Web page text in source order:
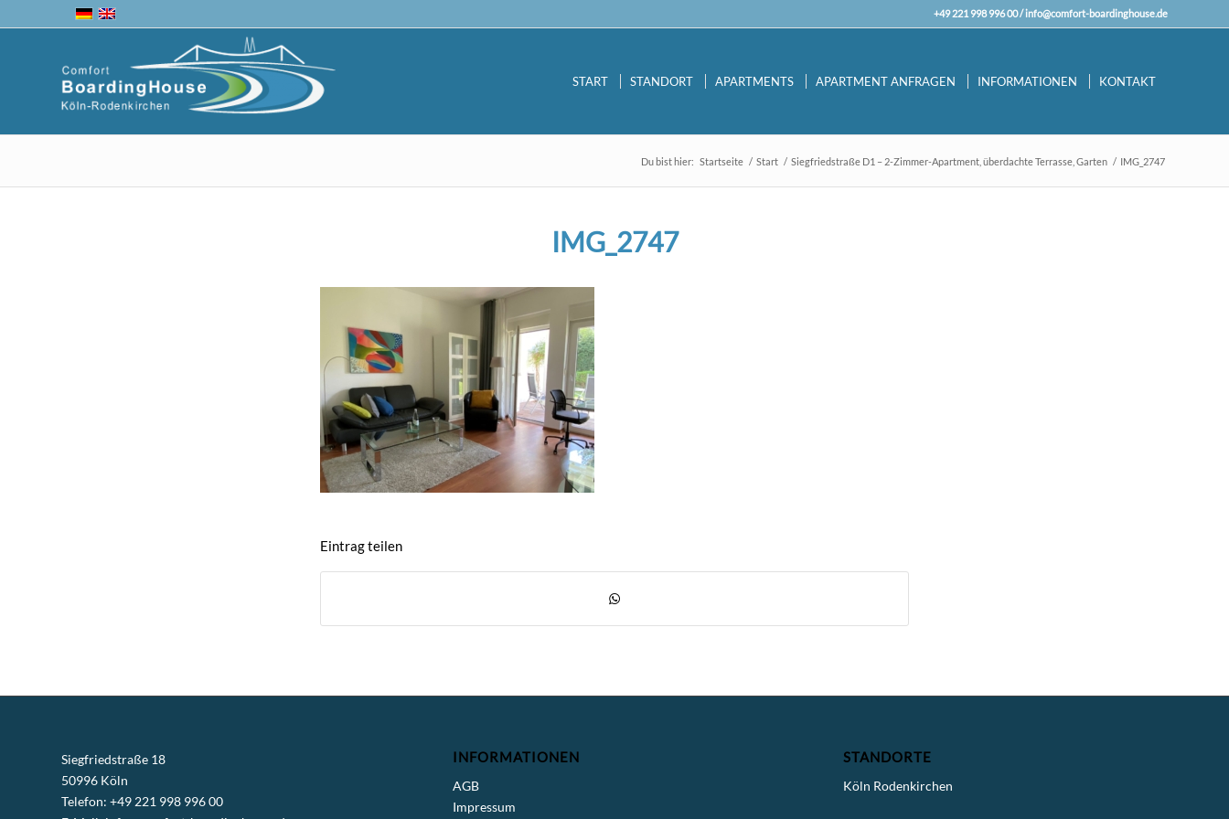
+49 221 998 996 00 /info@comfort-boardinghouse.de
START STANDORT APARTMENTS APARTMENT ANFRAGEN INFORMATIONEN KONTAKT
Du bist hier: Startseite / Start / Siegfriedstraße D1 – 2-Zimmer-Apartment, überdachte Terrasse, Garten / IMG_2747
IMG_2747
Eintrag teilen
Siegfriedstraße 18
50996 Köln
Telefon: +49 221 998 996 00
INFORMATIONEN
AGB
Impressum
STANDORTE
Köln Rodenkirchen